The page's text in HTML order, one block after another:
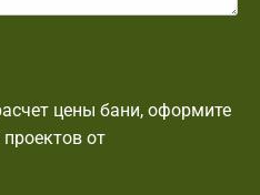
цены бани, оформите
от